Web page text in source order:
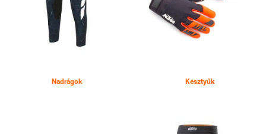
Nadrágok Kesztyűk